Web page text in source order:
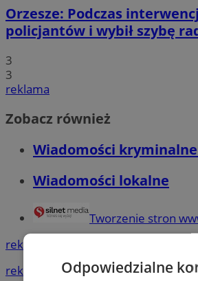
Orzesze: Podczas
policjantów i wybił szybę
3
3
reklama
Zobacz również
Wiadomości
Wiadomości lokalne
Tworzenie stron
reklama
reklama
Odpowiedzialne